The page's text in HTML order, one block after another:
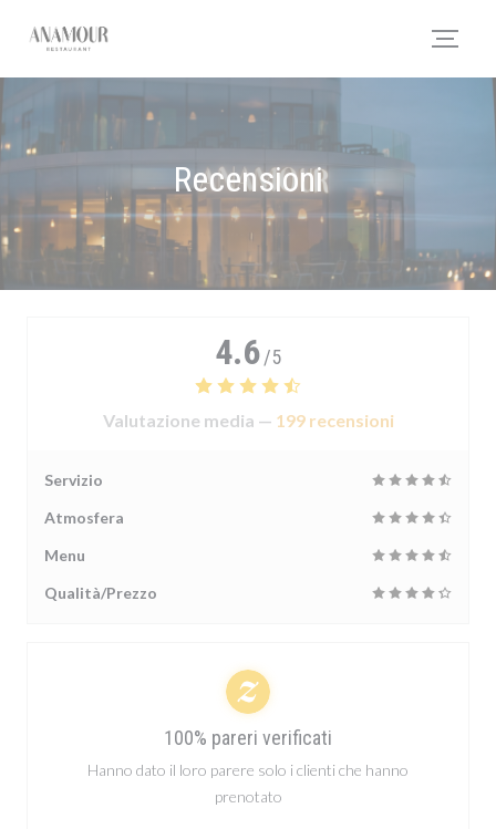
Recensioni
4.6/5
Valutazione media — 199 recensioni
Servizio
Atmosfera
Menu
Qualità/Prezzo
100% pareri verificati
Hanno dato il loro parere solo i clienti che hanno
prenotato